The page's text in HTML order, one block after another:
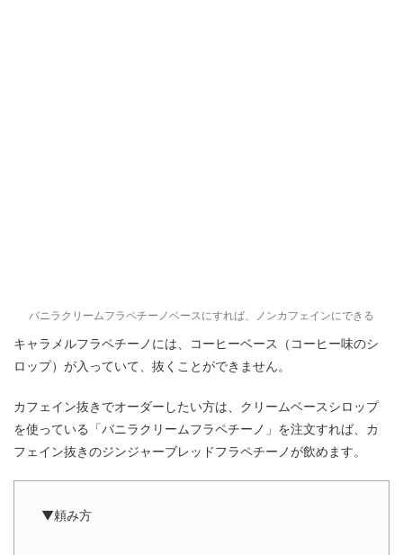
バニラクリームフラペチーノベースにすれば、ノンカフェインにできる
キャラメルフラペチーノには、コーヒーベース（コーヒー味のシ
ロップ）が入っていて、抜くことができません。
カフェイン抜きでオーダーしたい方は、クリームベースシロップ
を使っている「バニラクリームフラペチーノ」を注文すれば、カ
フェイン抜きのジンジャーブレッドフラペチーノが飲めます。
▼頼み方